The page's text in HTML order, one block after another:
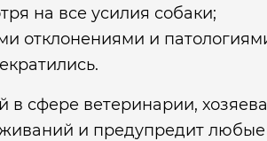
на все усилия собаки;
отклонениями и
сфере ветеринарии,
и предупредит любые